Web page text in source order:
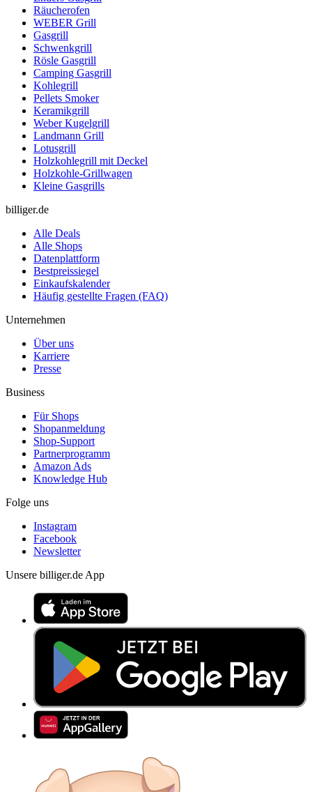
Räucherofen
WEBER Grill
Gasgrill
Schwenkgrill
Rösle Gasgrill
Camping Gasgrill
Kohlegrill
Pellets Smoker
Keramikgrill
Weber Kugelgrill
Landmann Grill
Lotusgrill
Holzkohlegrill mit Deckel
Holzkohle-Grillwagen
Kleine Gasgrills
billiger.de
Alle Deals
Alle Shops
Datenplattform
Bestpreissiegel
Einkaufskalender
Häufig gestellte Fragen (FAQ)
Unternehmen
Über uns
Karriere
Presse
Business
Für Shops
Shopanmeldung
Shop-Support
Partnerprogramm
Amazon Ads
Knowledge Hub
Folge uns
Instagram
Facebook
Newsletter
Unsere billiger.de App